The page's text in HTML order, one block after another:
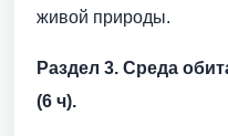
живой природы.
Раздел 3. Среда
(6 ч).